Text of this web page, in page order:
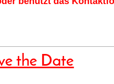
the Date